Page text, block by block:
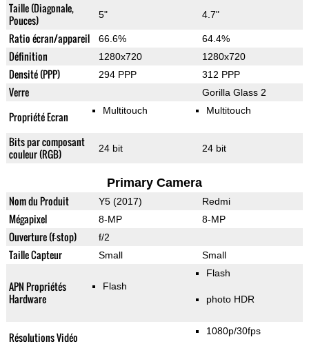
Taille (Diagonale,
Pouces)
5" 4.7"
Ratio écran/appareil 66.6% 64.4%
Définition 1280x720 1280x720
Densité (PPP) 294 PPP 312 PPP
Verre Gorilla Glass 2
Propriété Ecran Multitouch Multitouch
Bits par composant
couleur (RGB)
24 bit 24 bit
Primary Camera
Nom du Produit Y5 (2017) Redmi
Mégapixel 8-MP 8-MP
Ouverture (f-stop) f/2
Taille Capteur Small Small
APN Propriétés
Hardware
Flash
Flash
photo HDR
Résolutions Vidéo 1080p/30fps